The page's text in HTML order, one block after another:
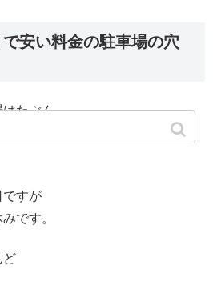
安い料金の駐車場の穴
はたぶん
ていない
ですが
です。
ど